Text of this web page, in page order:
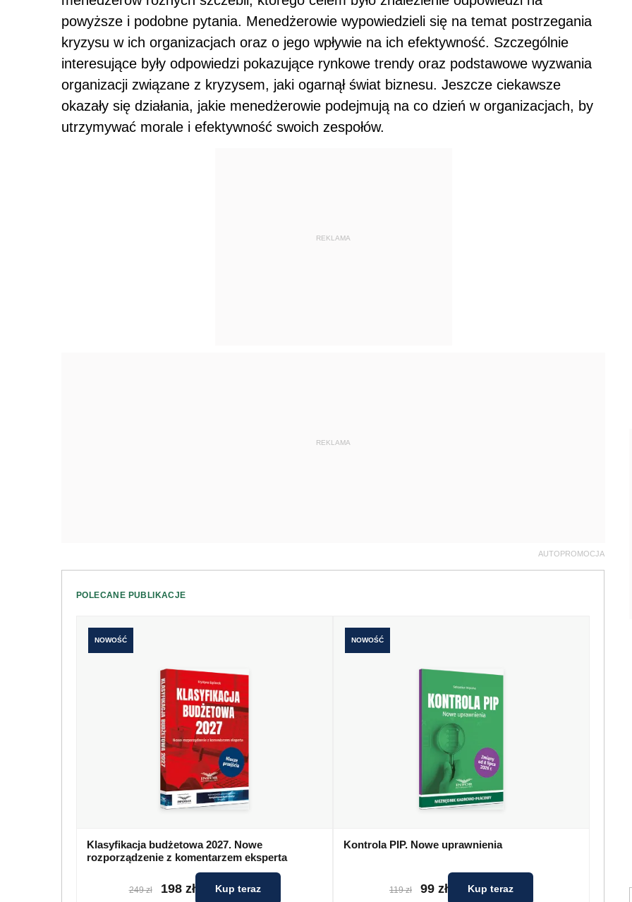
powyższe i podobne pytania. Menedżerowie wypowiedzieli się na temat postrzegania
kryzysu w ich organizacjach oraz o jego wpływie na ich efektywność. Szczególnie
interesujące były odpowiedzi pokazujące rynkowe trendy oraz podstawowe wyzwania
organizacji związane z kryzysem, jaki ogarnął świat biznesu. Jeszcze ciekawsze
okazały się działania, jakie menedżerowie podejmują na co dzień w organizacjach, by
utrzymywać morale i efektywność swoich zespołów.
REKLAMA
REKLAMA
AUTOPROMOCJA
POLECANE PUBLIKACJE
NOWOŚĆ
Klasyfikacja budżetowa 2027. Nowe
rozporządzenie z komentarzem eksperta
249 zł 198 zł Kup teraz
NOWOŚĆ
Kontrola PIP. Nowe uprawnienia
119 zł 99 zł Kup teraz